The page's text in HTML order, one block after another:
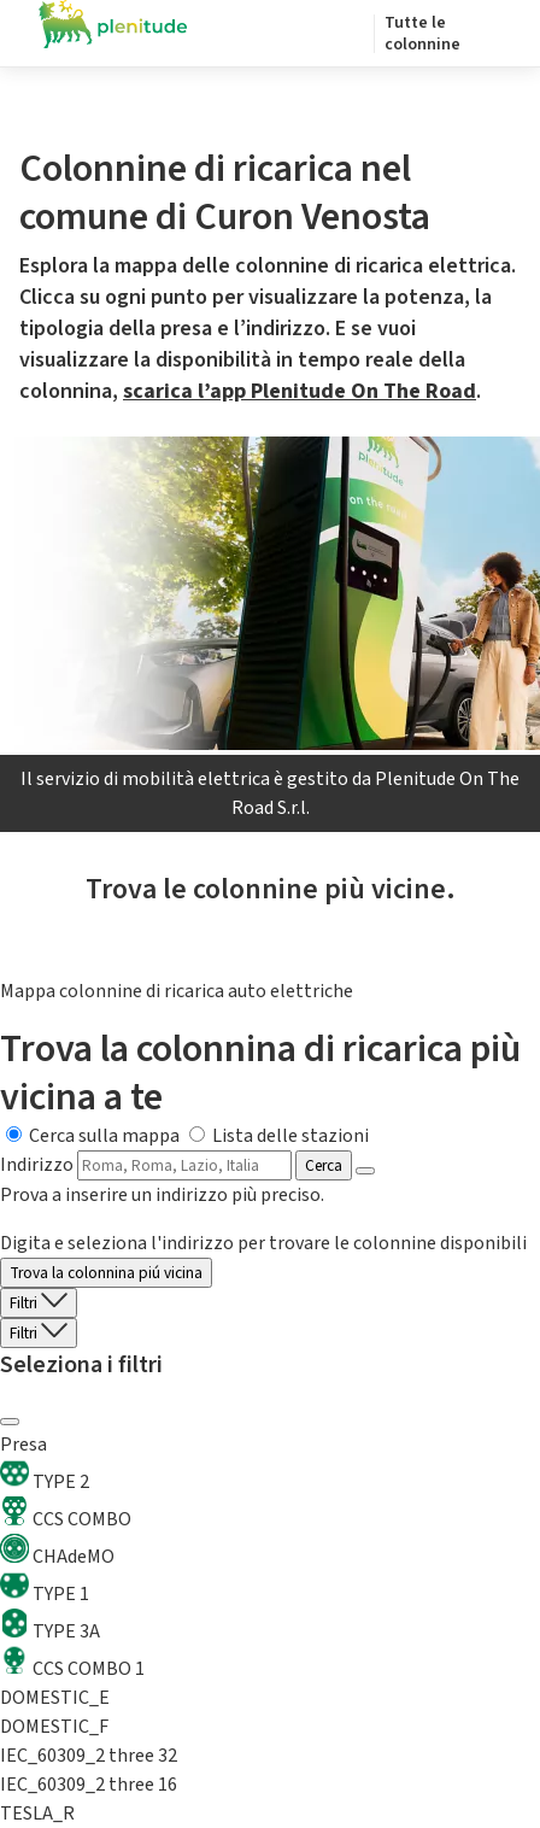
Tutte le
colonnine
Colonnine di ricarica nel
comune di Curon Venosta
Esplora la mappa delle colonnine di ricarica elettrica.
Clicca su ogni punto per visualizzare la potenza, la
tipologia della presa e l’indirizzo. E se vuoi
visualizzare la disponibilità in tempo reale della
colonnina, scarica l’app Plenitude On The Road.
Il servizio di mobilità elettrica è gestito da Plenitude On The
Road S.r.l.
Trova le colonnine più vicine.
Mappa colonnine di ricarica auto elettriche
Trova la colonnina di ricarica più
vicina a te
Cerca sulla mappa
Lista delle stazioni
Indirizzo
Cerca
Prova a inserire un indirizzo più preciso.
Digita e seleziona l'indirizzo per trovare le colonnine disponibili
Trova la colonnina piú vicina
Filtri
Filtri
Seleziona i filtri
Presa
TYPE 2
CCS COMBO
CHAdeMO
TYPE 1
TYPE 3A
CCS COMBO 1
DOMESTIC_E
DOMESTIC_F
IEC_60309_2 three 32
IEC_60309_2 three 16
TESLA_R